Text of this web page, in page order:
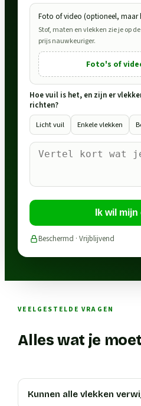
Foto of video (optioneel, maar
Stof, maten en vlekken zie je op
prijs nauwkeuriger.
Foto's of
Hoe vuil is het, en zijn er
richten?
Licht vuil
Enkele vlekken
Ik wil
Beschermd · Vrijblijvend
VEELGESTELDE VRAGEN
Alles wat je
Kunnen alle vlekken